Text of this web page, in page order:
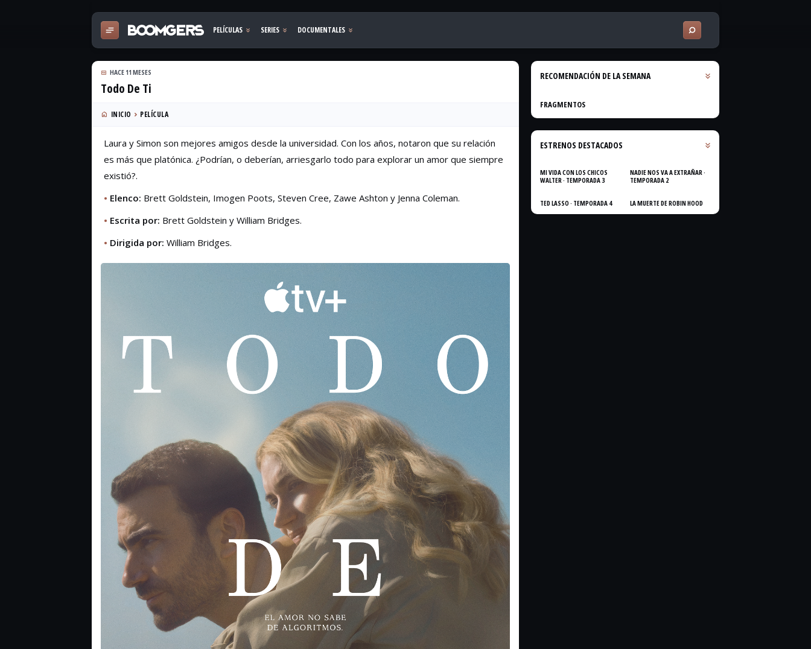
HACE 11 MESES
Todo De Ti
INICIO PELÍCULA
Laura y Simon son mejores amigos desde la universidad. Con los años, notaron que su relación
es más que platónica. ¿Podrían, o deberían, arriesgarlo todo para explorar un amor que siempre
existió?.
• Elenco: Brett Goldstein, Imogen Poots, Steven Cree, Zawe Ashton y Jenna Coleman.
• Escrita por: Brett Goldstein y William Bridges.
• Dirigida por: William Bridges.
RECOMENDACIÓN DE LA SEMANA
FRAGMENTOS
ESTRENOS DESTACADOS
MI VIDA CON LOS CHICOS
WALTER · TEMPORADA 3
NADIE NOS VA A EXTRAÑAR ·
TEMPORADA 2
TED LASSO · TEMPORADA 4 LA MUERTE DE ROBIN HOOD